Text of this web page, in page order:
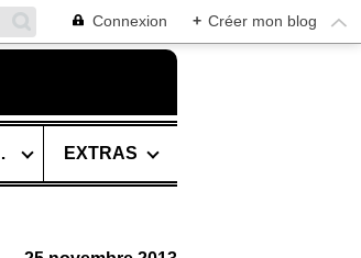
Connexion + Créer mon blog
EXTRAS